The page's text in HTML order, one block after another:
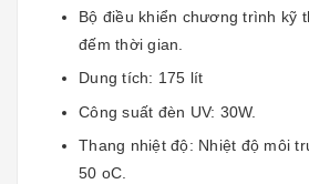
Bộ điều khiển chương trình kỹ
đếm thời gian.
Dung tích: 175 lít
Công suất đèn UV: 30W.
Thang nhiệt độ: Nhiệt độ môi
50 oC.